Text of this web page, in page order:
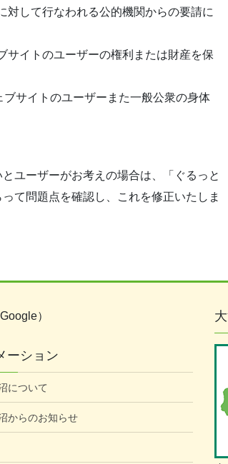
対して行なわれる公的機関からの要請に
サイトのユーザーの権利または財産を保
サイトのユーザーまた一般公衆の身体
ユーザーがお考えの場合は、「ぐるっと
て問題点を確認し、これを修正いたしま
）
ーション
について
からのお知らせ